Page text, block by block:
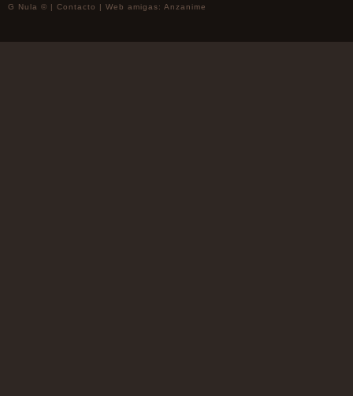
G Nula © | Contacto | Web amigas: Anzanime